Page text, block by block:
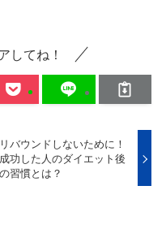
してね！
リバウンドしないために！
成功した人のダイエット後
の習慣とは？